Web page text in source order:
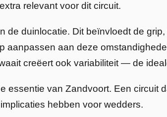
relevant voor dit circuit.
de duinlocatie. Dit beïnvloedt de
aanpassen aan deze
creëert ook variabiliteit — de
van Zandvoort. Een circuit
hebben voor wedders.